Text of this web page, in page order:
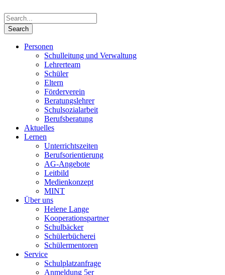
Personen
Schulleitung und Verwaltung
Lehrerteam
Schüler
Eltern
Förderverein
Beratungslehrer
Schulsozialarbeit
Berufsberatung
Aktuelles
Lernen
Unterrichtszeiten
Berufsorientierung
AG-Angebote
Leitbild
Medienkonzept
MINT
Über uns
Helene Lange
Kooperationspartner
Schulbäcker
Schülerbücherei
Schülermentoren
Service
Schulplatzanfrage
Anmeldung 5er